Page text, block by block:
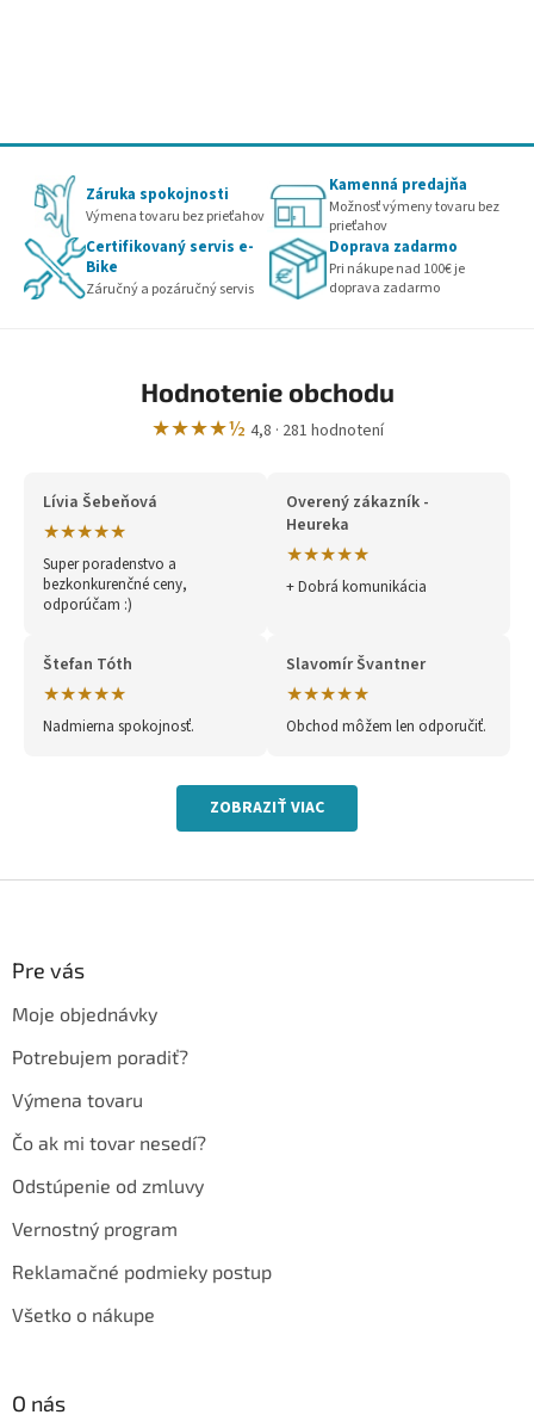
Záruka spokojnosti
Výmena tovaru bez prieťahov
Kamenná predajňa
Možnosť výmeny tovaru bez
prieťahov
Certifikovaný servis e-
Bike
Záručný a pozáručný servis
Doprava zadarmo
Pri nákupe nad 100€ je
doprava zadarmo
Hodnotenie obchodu
★★★★½ 4,8 · 281 hodnotení
Lívia Šebeňová
★★★★★
Super poradenstvo a
bezkonkurenčné ceny,
odporúčam :)
Overený zákazník -
Heureka
★★★★★
+ Dobrá komunikácia
Štefan Tóth
★★★★★
Nadmierna spokojnosť.
Slavomír Švantner
★★★★★
Obchod môžem len odporučiť.
ZOBRAZIŤ VIAC
Pre vás
Moje objednávky
Potrebujem poradiť?
Výmena tovaru
Čo ak mi tovar nesedí?
Odstúpenie od zmluvy
Vernostný program
Reklamačné podmieky postup
Všetko o nákupe
O nás